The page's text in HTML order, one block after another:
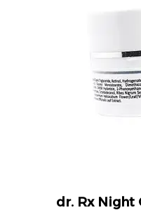
dr. Rx Night